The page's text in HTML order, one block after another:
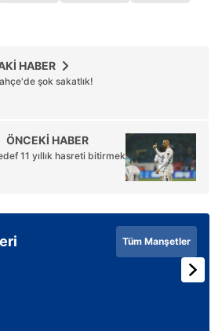
HABER
şok sakatlık!
ÖNCEKİ HABER
11 yıllık hasreti bitirmek
Tüm Manşetler